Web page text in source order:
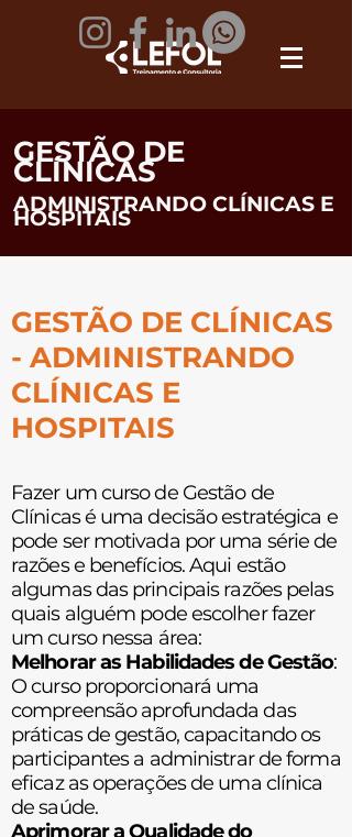
GESTÃO DE
CLÍNICAS
ADMINISTRANDO CLÍNICAS E
HOSPITAIS
GESTÃO DE CLÍNICAS
- ADMINISTRANDO
CLÍNICAS E
HOSPITAIS
Fazer um curso de Gestão de
Clínicas é uma decisão estratégica e
pode ser motivada por uma série de
razões e benefícios. Aqui estão
algumas das principais razões pelas
quais alguém pode escolher fazer
um curso nessa área:
Melhorar as Habilidades de Gestão:
O curso proporcionará uma
compreensão aprofundada das
práticas de gestão, capacitando os
participantes a administrar de forma
eficaz as operações de uma clínica
de saúde.
Aprimorar a Qualidade do